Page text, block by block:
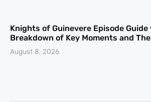
Knights of Guinevere Episode
Breakdown of Key Moments and
August 8, 2026